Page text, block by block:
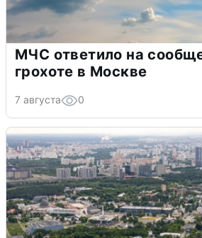
МЧС ответило на
грохоте в Москве
7 августа 0